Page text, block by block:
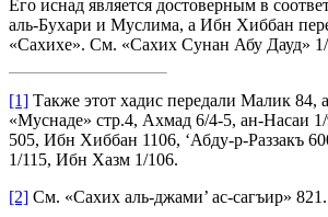
Его иснад является достоверным в
аль-Бухари и Муслима, а Ибн Хиббан
«Сахихе». См. «Сахих Сунан Абу Дауд»
[1] Также этот хадис передали Малик
«Муснаде» стр.4, Ахмад 6/4-5, ан-Насаи
505, Ибн Хиббан 1106, ‘Абду-р-Раззакъ
1/115, Ибн Хазм 1/106.
[2] См. «Сахих аль-джами’ ас-сагъир» 821.